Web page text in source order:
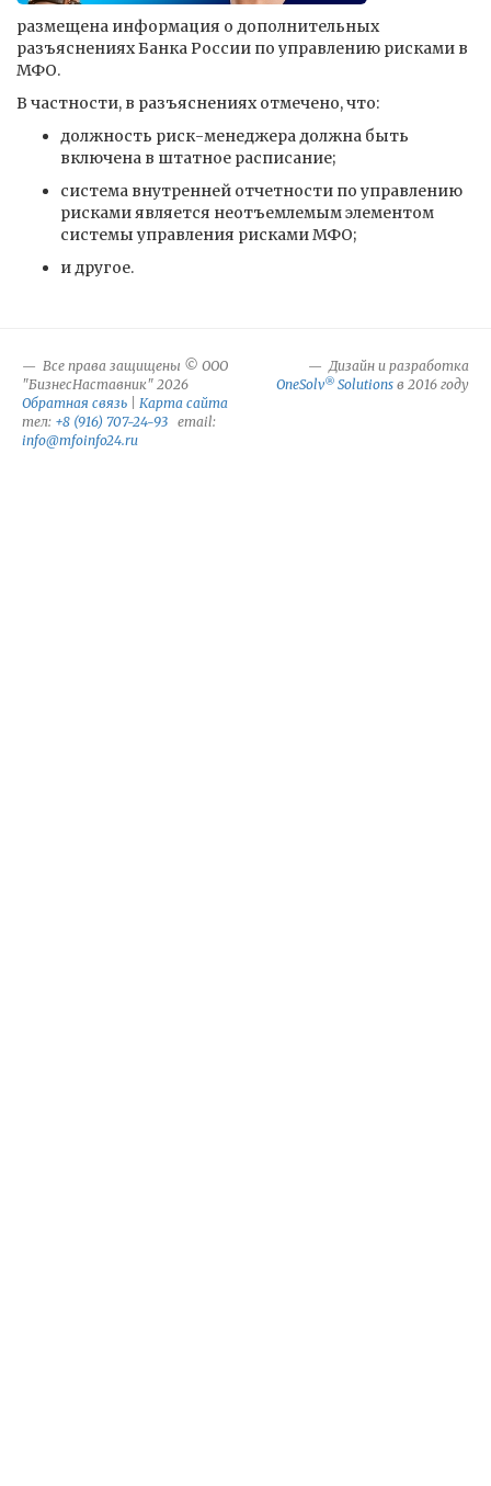
размещена информация о дополнительных
разъяснениях Банка России по управлению рисками в
МФО.
В частности, в разъяснениях отмечено, что:
должность риск-менеджера должна быть
включена в штатное расписание;
система внутренней отчетности по управлению
рисками является неотъемлемым элементом
системы управления рисками МФО;
и другое.
Все права защищены © ООО
"БизнесНаставник" 2026
Обратная связь
Карта сайта
тел: +8 (916) 707-24-93 email:
info@mfoinfo24.ru
Дизайн и разработка
OneSolv® Solutions в 2016 году